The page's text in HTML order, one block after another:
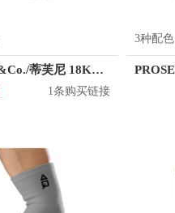
Tiffany&Co./蒂芙尼 18K金玫瑰金镶嵌钻石手链
1条购买链接
3种配色